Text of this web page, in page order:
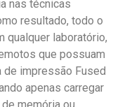
nas técnicas
resultado, todo o
qualquer laboratório,
que possuam
de impressão Fused
apenas carregar